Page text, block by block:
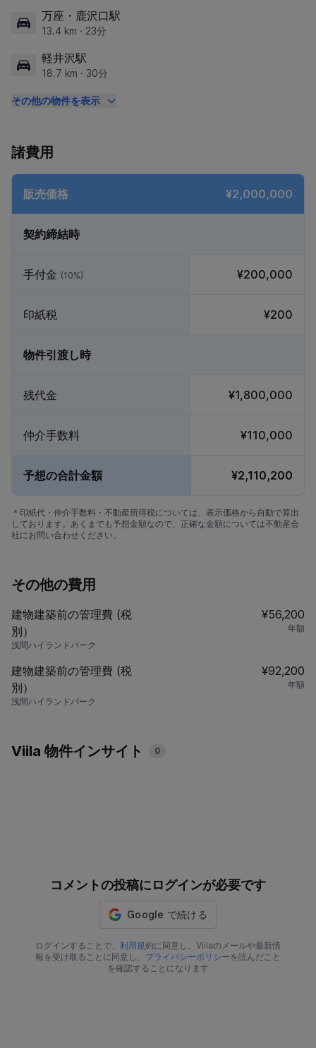
万座・鹿沢口駅
13.4 km · 23分
軽井沢駅
18.7 km · 30分
その他の物件を表示
諸費用
販売価格 ¥2,000,000
契約締結時
手付金 (10%) ¥200,000
印紙税 ¥200
物件引渡し時
残代金 ¥1,800,000
仲介手数料 ¥110,000
予想の合計金額 ¥2,110,200
＊印紙代・仲介手数料・不動産所得税については、表示価格から自動で算出
しております。あくまでも予想金額なので、正確な金額については不動産会
社にお問い合わせください。
その他の費用
建物建築前の管理費 (税
別）
浅間ハイランドパーク
¥56,200
年額
建物建築前の管理費 (税
別）
浅間ハイランドパーク
¥92,200
年額
Viila 物件インサイト 0
コメントの投稿にログインが必要です
ログインすることで、 利用規約に同意し、Viilaのメールや最新情
報を受け取ることに同意し、 プライバシーポリシーを読んだこと
を確認することになります